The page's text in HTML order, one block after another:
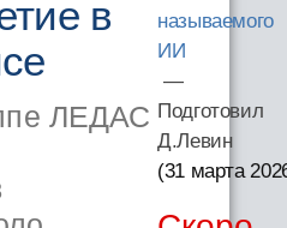
в
ЛЕДАС
называемого
ИИ
—
Подготовил
Д.Левин
(31 марта